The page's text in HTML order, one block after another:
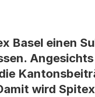
Basel einen
wird